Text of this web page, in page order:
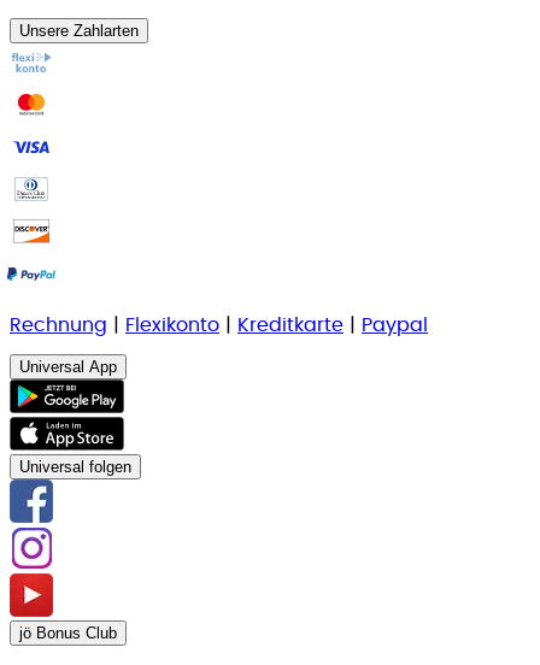
Unsere Zahlarten
Rechnung Flexikonto Kreditkarte Paypal
Universal App
Universal folgen
jö Bonus Club